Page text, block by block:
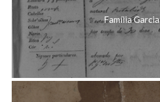
Família Garcia